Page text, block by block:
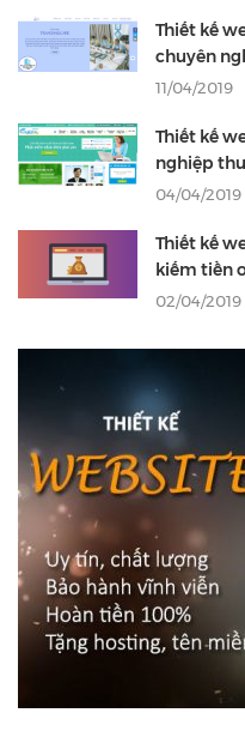
Thiết kế
chuyên
11/04/2019
Thiết kế
nghiệp
04/04/2019
Thiết kế
kiếm tiền
02/04/2019